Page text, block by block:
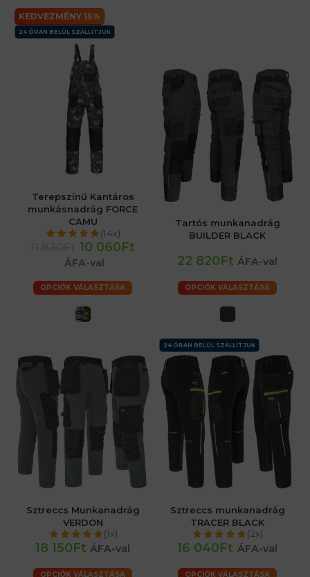
KEDVEZMÉNY 15%
24 ÓRÁN BELÜL SZÁLLÍTJUK
Terepszínű Kantáros
munkásnadrág FORCE
CAMU
(14x)
10 060Ft
ÁFA-val
OPCIÓK VÁLASZTÁSA
Tartós munkanadrág
BUILDER BLACK
22 820Ft ÁFA-val
OPCIÓK VÁLASZTÁSA
Sztreccs Munkanadrág
VERDON
(1x)
18 150Ft ÁFA-val
OPCIÓK VÁLASZTÁSA
24 ÓRÁN BELÜL SZÁLLÍTJUK
Sztreccs munkanadrág
TRACER BLACK
(2x)
16 040Ft ÁFA-val
OPCIÓK VÁLASZTÁSA